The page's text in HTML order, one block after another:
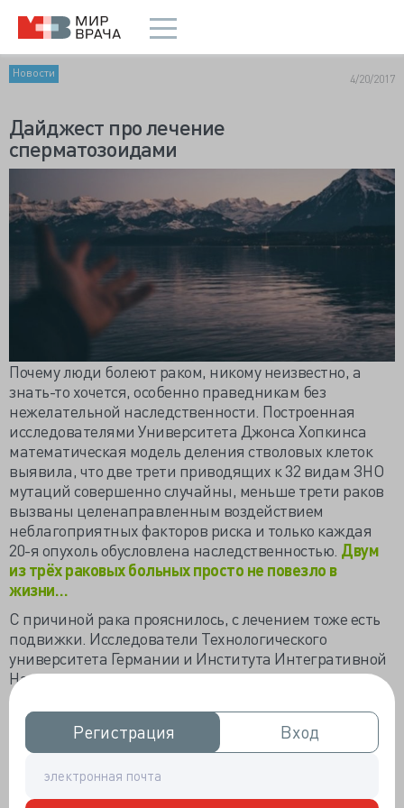
Регистрация
Регистрация Вход
Вход
Новости 4/20/2017
Дайджест про лечение
сперматозоидами
Почему люди болеют раком, никому неизвестно, а
знать-то хочется, особенно праведникам без
нежелательной наследственности. Построенная
исследователями Университета Джонса Хопкинса
математическая модель деления стволовых клеток
выявила, что две трети приводящих к 32 видам ЗНО
мутаций совершенно случайны, меньше трети раков
вызваны целенаправленным воздействием
неблагоприятных факторов риска и только каждая
20-я опухоль обусловлена наследственностью. Двум
из трёх раковых больных просто не повезло в
жизни…
С причиной рака прояснилось, с лечением тоже есть
подвижки. Исследователи Технологического
университета Германии и Института Интегративной
Нанонауки выдрессировали сперматозоиды на
поставку химиопрепаратов прямо в опухоль.
Сперматозоиды помещали в доксорубицин, чтобы он
до края наполнял головку, а затем заключали в
конические наноконструкции. При столкновении с
опухолью сперматозоиды освобождались из
тетрапода, сливались клеточными мембранами, губя